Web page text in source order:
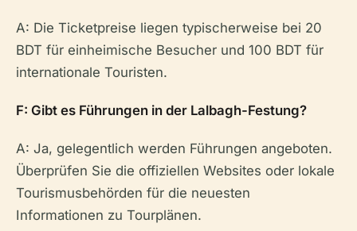
A: Die Ticketpreise liegen typischerweise bei 20
BDT für einheimische Besucher und 100 BDT für
internationale Touristen.
F: Gibt es Führungen in der Lalbagh-Festung?
A: Ja, gelegentlich werden Führungen angeboten.
Überprüfen Sie die offiziellen Websites oder lokale
Tourismusbehörden für die neuesten
Informationen zu Tourplänen.